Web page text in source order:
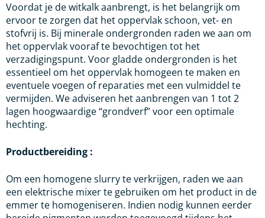
Voordat je de witkalk aanbrengt, is het belangrijk om
ervoor te zorgen dat het oppervlak schoon, vet- en
stofvrij is. Bij minerale ondergronden raden we aan om
het oppervlak vooraf te bevochtigen tot het
verzadigingspunt. Voor gladde ondergronden is het
essentieel om het oppervlak homogeen te maken en
eventuele voegen of reparaties met een vulmiddel te
vermijden. We adviseren het aanbrengen van 1 tot 2
lagen hoogwaardige “grondverf” voor een optimale
hechting.
Productbereiding :
Om een homogene slurry te verkrijgen, raden we aan
een elektrische mixer te gebruiken om het product in de
emmer te homogeniseren. Indien nodig kunnen eerder